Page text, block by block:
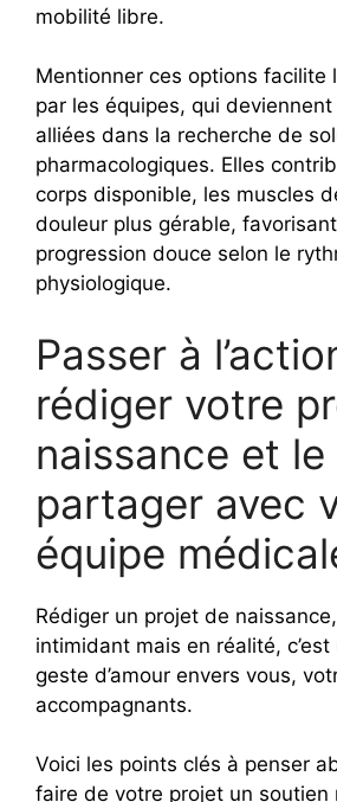
mobilité libre.
Mentionner ces options facilite
par les équipes, qui
alliées dans la recherche de
pharmacologiques. Elles
corps disponible, les muscles
douleur plus gérable,
progression douce selon le
physiologique.
Passer à
rédiger votre
naissance et le
partager avec
équipe
Rédiger un projet de
intimidant mais en réalité,
geste d’amour envers vous,
accompagnants.
Voici les points clés à penser
faire de votre projet un soutien